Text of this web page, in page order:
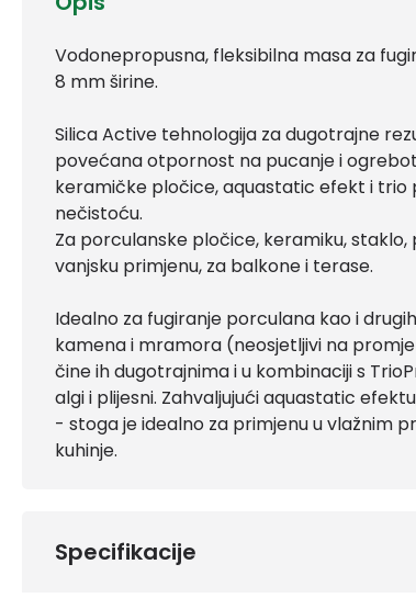
Vodonepropusna, fleksibilna masa za
8 mm širine.
Silica Active tehnologija za dugotrajne
povećana otpornost na pucanje i
keramičke pločice, aquastatic efekt i
nečistoću.
Za porculanske pločice, keramiku,
vanjsku primjenu, za balkone i terase.
Idealno za fugiranje porculana kao i
kamena i mramora (neosjetljivi na
čine ih dugotrajnima i u kombinaciji s
algi i plijesni. Zahvaljujući aquastatic
- stoga je idealno za primjenu u vlažnim
kuhinje.
Specifikacije